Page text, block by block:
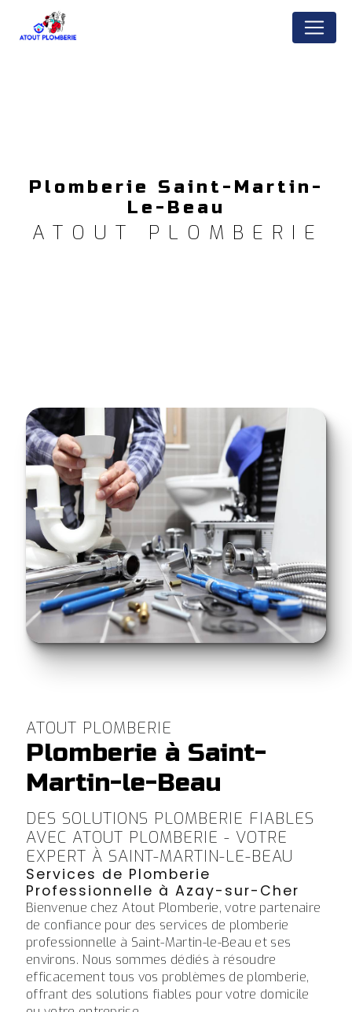
Plomberie Saint-Martin-
Le-Beau
ATOUT PLOMBERIE
ATOUT PLOMBERIE
Plomberie à Saint-
Martin-le-Beau
DES SOLUTIONS PLOMBERIE FIABLES
AVEC ATOUT PLOMBERIE - VOTRE
EXPERT À SAINT-MARTIN-LE-BEAU
Services de Plomberie
Professionnelle à Azay-sur-Cher
Bienvenue chez Atout Plomberie, votre partenaire
de confiance pour des services de plomberie
professionnelle à Saint-Martin-le-Beau et ses
environs. Nous sommes dédiés à résoudre
efficacement tous vos problèmes de plomberie,
offrant des solutions fiables pour votre domicile
Panneau de gestion des cookies